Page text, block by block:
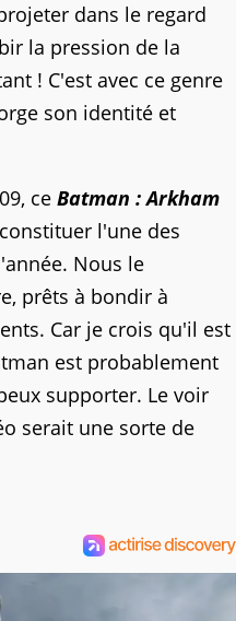
dans le regard
la pression de la
! C'est avec ce genre
son identité et
ce Batman : Arkham
l'une des
Nous le
prêts à bondir à
Car je crois qu'il est
est probablement
supporter. Le voir
serait une sorte de